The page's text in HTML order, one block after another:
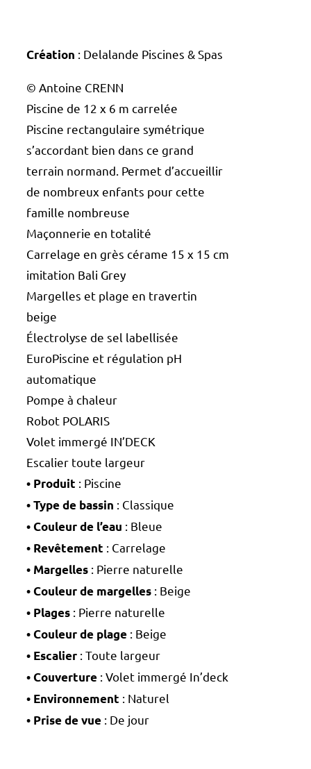
Création : Delalande Piscines & Spas
© Antoine CRENN
Piscine de 12 x 6 m carrelée
Piscine rectangulaire symétrique
s’accordant bien dans ce grand
terrain normand. Permet d’accueillir
de nombreux enfants pour cette
famille nombreuse
Maçonnerie en totalité
Carrelage en grès cérame 15 x 15 cm
imitation Bali Grey
Margelles et plage en travertin
beige
Électrolyse de sel labellisée
EuroPiscine et régulation pH
automatique
Pompe à chaleur
Robot POLARIS
Volet immergé IN’DECK
Escalier toute largeur
• Produit : Piscine
• Type de bassin : Classique
• Couleur de l’eau : Bleue
• Revêtement : Carrelage
• Margelles : Pierre naturelle
• Couleur de margelles : Beige
• Plages : Pierre naturelle
• Couleur de plage : Beige
• Escalier : Toute largeur
• Couverture : Volet immergé In’deck
• Environnement : Naturel
• Prise de vue : De jour